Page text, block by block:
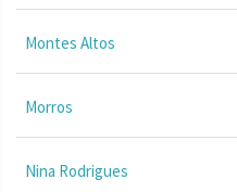
Montes Altos
Morros
Nina Rodrigues